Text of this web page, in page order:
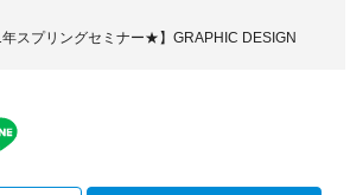
スプリングセミナー★】GRAPHIC DESIGN